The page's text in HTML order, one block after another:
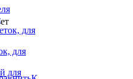
для